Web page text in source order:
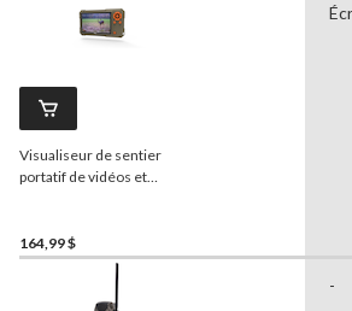
Visualiseur de sentier
portatif de vidéos et
de carte SD de 32 Go
164,99 $
-